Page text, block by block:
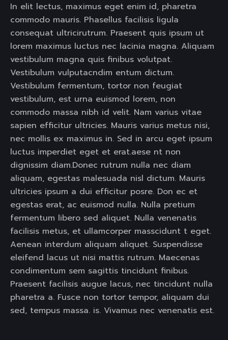
In elit lectus, maximus eget enim id, pharetra
commodo mauris. Phasellus facilisis ligula
consequat ultricirutrum. Praesent quis ipsum ut
lorem maximus luctus nec lacinia magna. Aliquam
vestibulum magna quis finibus volutpat.
Vestibulum vulputacndim entum dictum.
Vestibulum fermentum, tortor non feugiat
vestibulum, est urna euismod lorem, non
commodo massa nibh id velit. Nam varius vitae
sapien efficitur ultricies. Mauris varius metus nisi,
nec mollis ex maximus in. Sed in arcu eget ipsum
luctus imperdiet eget et erat.aese nt non
dignissim diam.Donec rutrum nulla nec diam
aliquam, egestas malesuada nisl dictum. Mauris
ultricies ipsum a dui efficitur posre. Don ec et
egestas erat, ac euismod nulla. Nulla pretium
fermentum libero sed aliquet. Nulla venenatis
facilisis metus, et ullamcorper masscidunt t eget.
Aenean interdum aliquam aliquet. Suspendisse
eleifend lacus ut nisi mattis rutrum. Maecenas
condimentum sem sagittis tincidunt finibus.
Praesent facilisis augue lacus, nec tincidunt nulla
pharetra a. Fusce non tortor tempor, aliquam dui
sed, tempus massa. is. Vivamus nec venenatis est.